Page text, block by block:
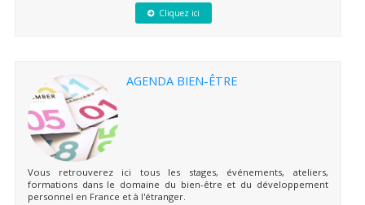
Cliquez ici
AGENDA BIEN-ÊTRE
Vous retrouverez ici tous les stages, événements, ateliers,
formations dans le domaine du bien-être et du développement
personnel en France et à l'étranger.